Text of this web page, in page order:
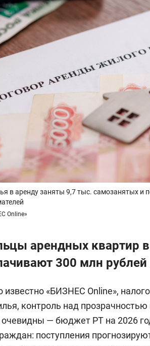
в аренду заняты 9,7 тыс. самозанятых и
Online»
арендных квартир в
300 млн рублей
известно «БИЗНЕС Online»,
контроль над прозрачностью
— бюджет РТ на 2026
поступления